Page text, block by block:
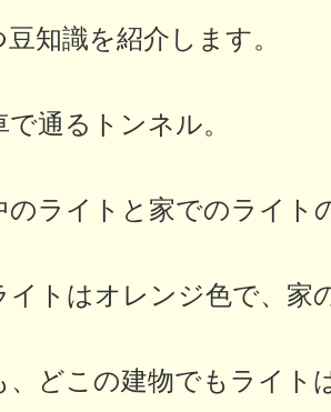
知識を紹介します。
通るトンネル。
のライトと家でのライト
イトはオレンジ色で、家
、どこの建物でもライト